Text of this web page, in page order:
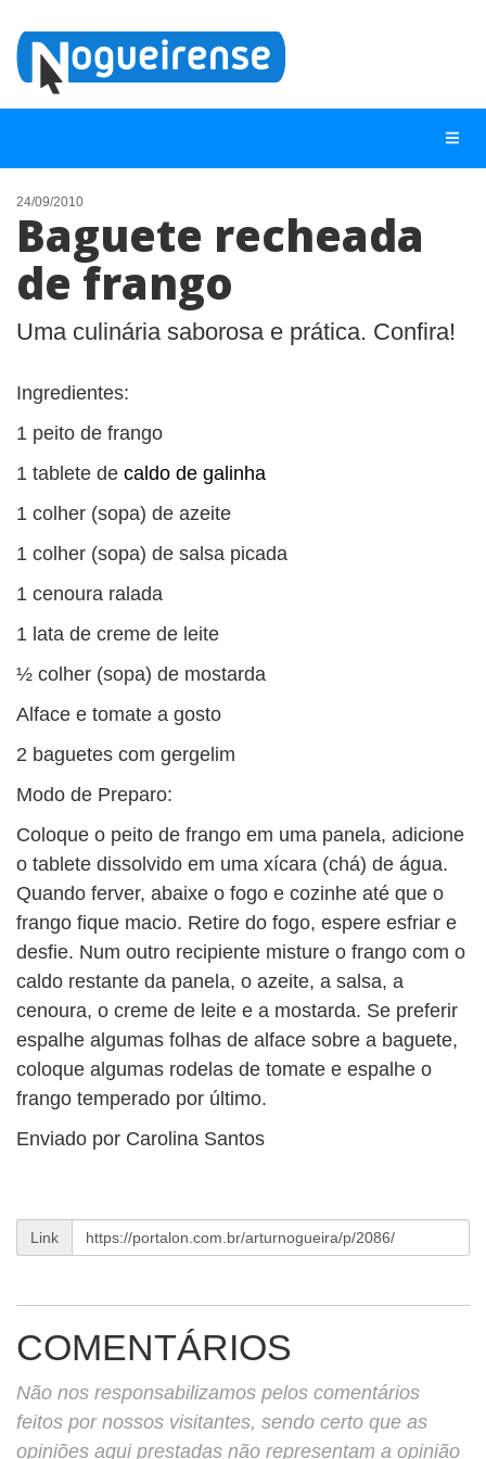
NOTÍCIAS
LISTA DIGITAL
CONTATO
ANUNCIE
24/09/2010
Baguete recheada
de frango
Uma culinária saborosa e prática. Confira!
Ingredientes:
1 peito de frango
1 tablete de caldo de galinha
1 colher (sopa) de azeite
1 colher (sopa) de salsa picada
1 cenoura ralada
1 lata de creme de leite
½ colher (sopa) de mostarda
Alface e tomate a gosto
2 baguetes com gergelim
Modo de Preparo:
Coloque o peito de frango em uma panela, adicione
o tablete dissolvido em uma xícara (chá) de água.
Quando ferver, abaixe o fogo e cozinhe até que o
frango fique macio. Retire do fogo, espere esfriar e
desfie. Num outro recipiente misture o frango com o
caldo restante da panela, o azeite, a salsa, a
cenoura, o creme de leite e a mostarda. Se preferir
espalhe algumas folhas de alface sobre a baguete,
coloque algumas rodelas de tomate e espalhe o
frango temperado por último.
Enviado por Carolina Santos
Link
COMENTÁRIOS
Não nos responsabilizamos pelos comentários
feitos por nossos visitantes, sendo certo que as
opiniões aqui prestadas não representam a opinião